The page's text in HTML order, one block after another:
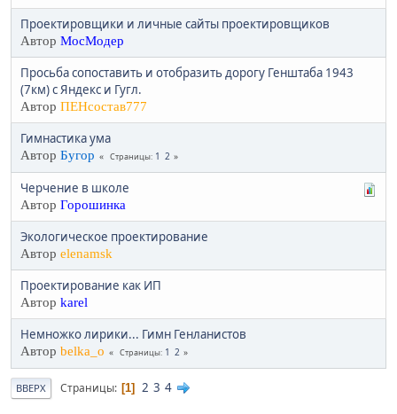
Проектировщики и личные сайты проектировщиков
Автор МосМодер
Просьба сопоставить и отобразить дорогу Генштаба 1943
(7км) с Яндекс и Гугл.
Автор ПЕНсостав777
Гимнастика ума
Автор Бугор Страницы 1 2
Черчение в школе
Автор Горошинка
Экологическое проектирование
Автор elenamsk
Проектирование как ИП
Автор karel
Немножко лирики... Гимн Генланистов
Автор belka_o Страницы 1 2
ВВЕРХ Страницы 1 2 3 4